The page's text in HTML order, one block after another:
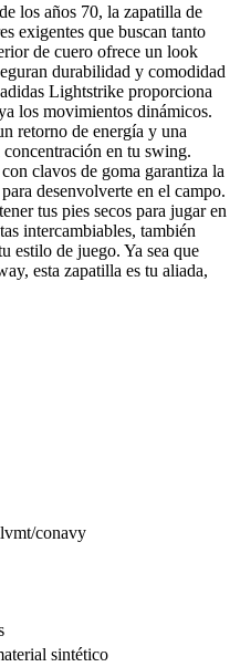
los años 70, la zapatilla de
exigentes que buscan tanto
de cuero ofrece un look
durabilidad y comodidad
Lightstrike proporciona
los movimientos dinámicos.
retorno de energía y una
en tu swing.
clavos de goma garantiza la
desenvolverte en el campo.
tus pies secos para jugar en
intercambiables, también
estilo de juego. Ya sea que
esta zapatilla es tu aliada,
conavy
sintético